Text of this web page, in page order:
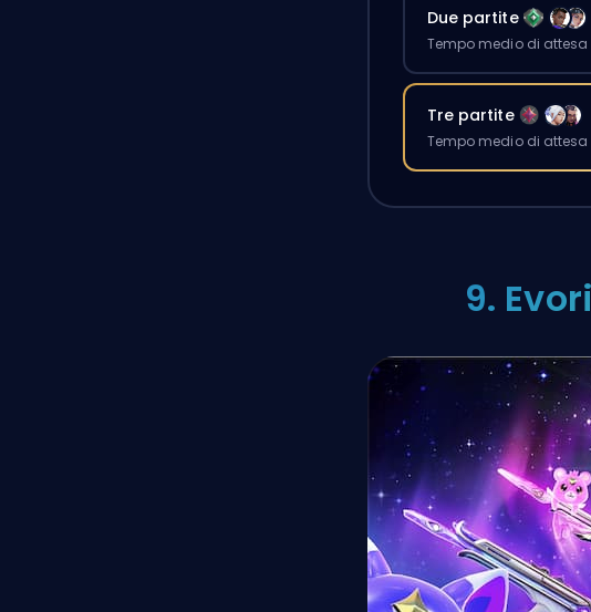
Due partite
Tempo medio di attesa
Tre partite
Tempo medio di attesa
9.